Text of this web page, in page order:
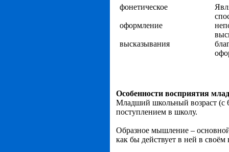
фонетическое
оформление
высказывания
Особенности восприятия
Младший школьный возраст (с
поступлением в школу.
Образное мышление –
как бы действует в ней в